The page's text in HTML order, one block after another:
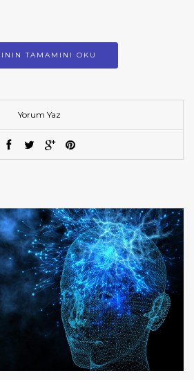
TAMAMINI OKU
Yorum Yaz